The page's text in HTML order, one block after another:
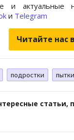
и актуальные
и Telegram
Читайте нас
подростки пытки
статьи,